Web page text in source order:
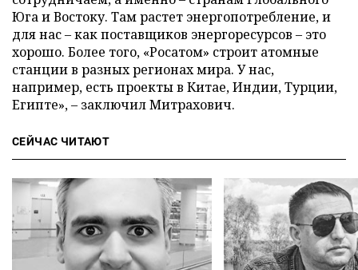
Юга и Востоку. Там растет энергопотребление, и
для нас – как поставщиков энергоресурсов – это
хорошо. Более того, «Росатом» строит атомные
станции в разных регионах мира. У нас,
например, есть проекты в Китае, Индии, Турции,
Египте», – заключил Митрахович.
СЕЙЧАС ЧИТАЮТ